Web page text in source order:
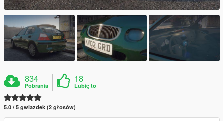
834
Pobrania
18
Lubię to
5.0 / 5 gwiazdek (2 głosów)